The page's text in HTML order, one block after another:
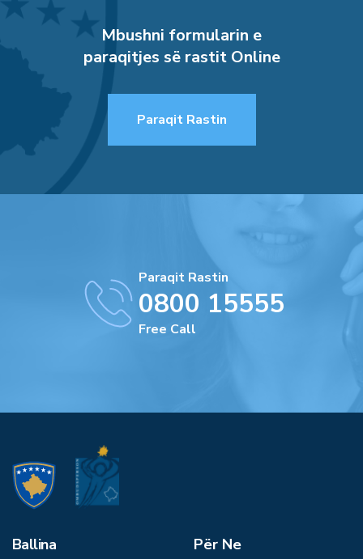
Mbushni formularin e
paraqitjes së rastit Online
Paraqit Rastin
Paraqit Rastin
0800 15555
Free Call
Ballina
Për Ne